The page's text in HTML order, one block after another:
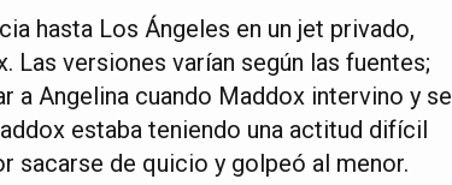
hasta Los Ángeles en un jet privado,
Las versiones varían según las fuentes;
a Angelina cuando Maddox intervino y se
estaba teniendo una actitud difícil
sacarse de quicio y golpeó al menor.